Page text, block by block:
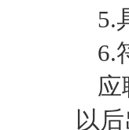
5.
6.
应
以